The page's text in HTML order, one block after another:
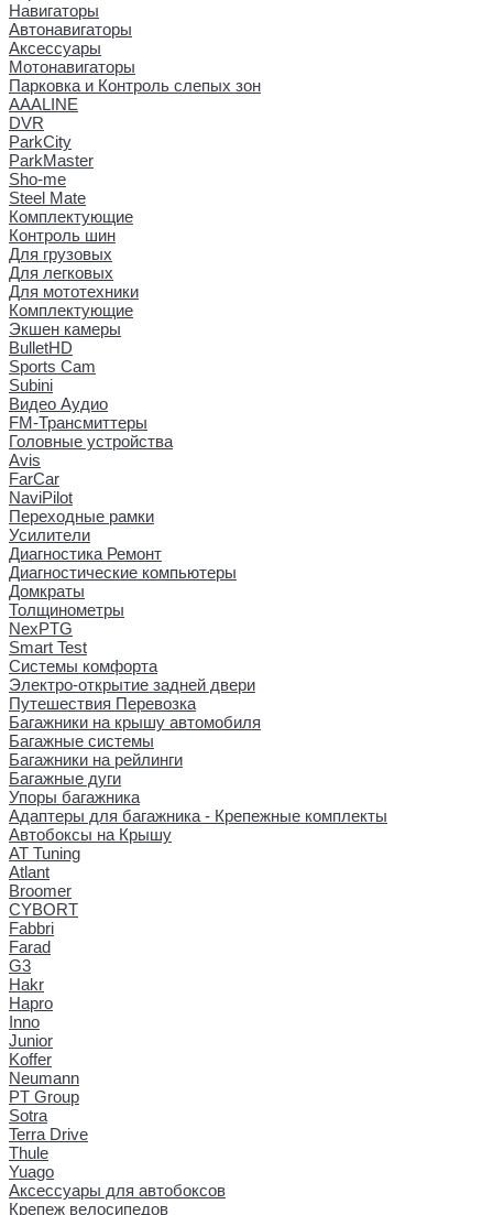
Навигаторы
Автонавигаторы
Аксессуары
Мотонавигаторы
Парковка и Контроль слепых зон
AAALINE
DVR
ParkCity
ParkMaster
Sho-me
Steel Mate
Комплектующие
Контроль шин
Для грузовых
Для легковых
Для мототехники
Комплектующие
Экшен камеры
BulletHD
Sports Cam
Subini
Видео Аудио
FM-Трансмиттеры
Головные устройства
Avis
FarCar
NaviPilot
Переходные рамки
Усилители
Диагностика Ремонт
Диагностические компьютеры
Домкраты
Толщинометры
NexPTG
Smart Test
Системы комфорта
Электро-открытие задней двери
Путешествия Перевозка
Багажники на крышу автомобиля
Багажные системы
Багажники на рейлинги
Багажные дуги
Упоры багажника
Адаптеры для багажника - Крепежные комплекты
Автобоксы на Крышу
AT Tuning
Atlant
Broomer
CYBORT
Fabbri
Farad
G3
Hakr
Hapro
Inno
Junior
Koffer
Neumann
PT Group
Sotra
Terra Drive
Thule
Yuago
Аксессуары для автобоксов
Крепеж велосипедов